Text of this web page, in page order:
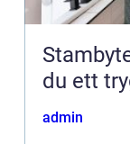
du ett
admin